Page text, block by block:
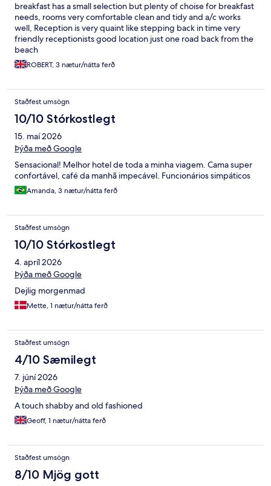
breakfast has a small selection but plenty of choise for breakfast
needs, rooms very comfortable clean and tidy and a/c works
well, Reception is very quaint like stepping back in time very
friendly receptionists good location just one road back from the
beach
ROBERT, 3 nætur/nátta ferð
Staðfest umsögn
10/10 Stórkostlegt
15. maí 2026
Þýða með Google
Sensacional! Melhor hotel de toda a minha viagem. Cama super
confortável, café da manhã impecável. Funcionários simpáticos
Amanda, 3 nætur/nátta ferð
Staðfest umsögn
10/10 Stórkostlegt
4. apríl 2026
Þýða með Google
Dejlig morgenmad
Mette, 1 nætur/nátta ferð
Staðfest umsögn
4/10 Sæmilegt
7. júní 2026
Þýða með Google
A touch shabby and old fashioned
Geoff, 1 nætur/nátta ferð
Staðfest umsögn
8/10 Mjög gott